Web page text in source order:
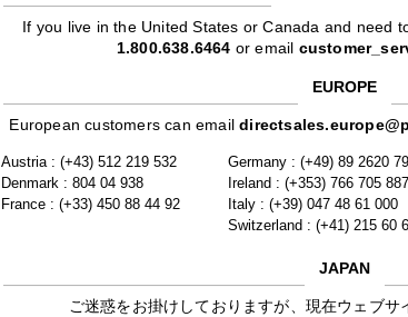
If you live in the United States or Canada and need
1.800.638.6464 or email
EUROPE
European customers can email
Austria : (+43) 512 219 532
Denmark : 804 04 938
France : (+33) 450 88 44 92
Germany : (+49) 89 2620
Ireland : (+353) 766 705 887
Italy : (+39) 047 48 61 000
Switzerland : (+41) 215 60
JAPAN
ご迷惑をお掛けしておりますが、現在ウェブサ